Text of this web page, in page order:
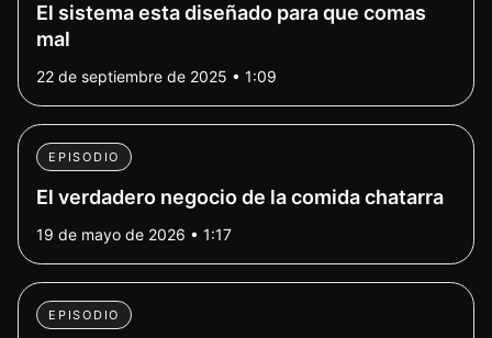
El sistema esta diseñado para que comas
mal
22 de septiembre de 2025 • 1:09
EPISODIO
El verdadero negocio de la comida chatarra
19 de mayo de 2026 • 1:17
EPISODIO